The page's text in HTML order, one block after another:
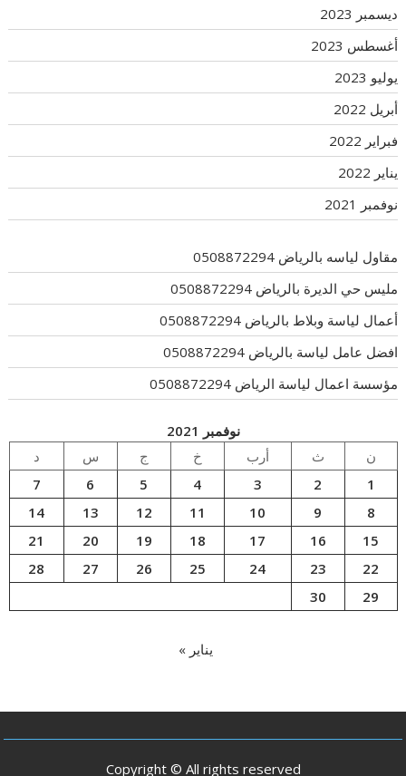
ديسمبر 2023
أغسطس 2023
يوليو 2023
أبريل 2022
فبراير 2022
يناير 2022
نوفمبر 2021
مقاول لياسه بالرياض 0508872294
مليس حي الديرة بالرياض 0508872294
أعمال لياسة وبلاط بالرياض 0508872294
افضل عامل لياسة بالرياض 0508872294
مؤسسة اعمال لياسة الرياض 0508872294
نوفمبر 2021
ن
ث أرب خ ج س
د
1
2
3
4
5
6
7
8
9
10
11
12
13
14
15
16
17
18
19
20
21
22
23
24
25
26
27
28
29
30
يناير »
Copyright © All rights reserved